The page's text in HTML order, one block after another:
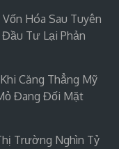
Hóa Sau Tuyên
Đầu Tư Lại Phản
Căng Thẳng Mỹ
Đang Đối Mặt
Trường Nghìn Tỷ